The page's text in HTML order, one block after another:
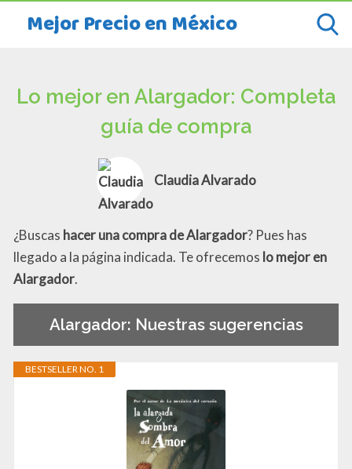
Mejor Precio en México
Lo mejor en Alargador: Completa
guía de compra
Claudia Alvarado
¿Buscas hacer una compra de Alargador? Pues has
llegado a la página indicada. Te ofrecemos lo mejor en
Alargador.
Alargador: Nuestras sugerencias
BESTSELLER NO. 1